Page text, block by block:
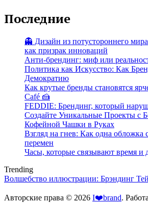
Последние
👻 Дизайн из потустороннего
как призрак инноваций
Анти-брендинг: миф или
Политика как Искусство: Как
Демократию
Как крутые бренды становятся
Café 🍰
FEDDIE: Брендинг, который
Создайте Уникальные Проекты с
Кофейной Чашки в Руках
Взгляд на гнев: Как одна обложка
перемен
Часы, которые связывают время и
Trending
Волшебство иллюстрации: Брэндинг
Авторские права © 2026 I❤️brand.